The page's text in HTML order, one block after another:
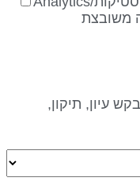
עיון, תיקון,